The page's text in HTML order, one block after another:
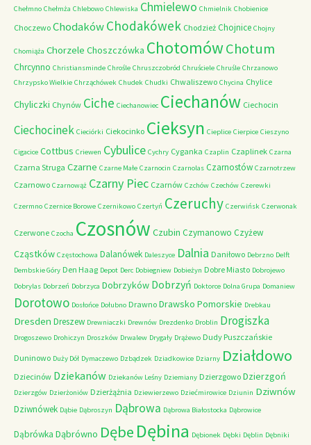
Chełmno Chełmża Chlebowo Chlewiska Chmielewo Chmielnik Chobienice
Choczewo ChodakówChodakówek Chodzież Chojnice Chojny
Chomiąża Chorzele Choszczówka ChotomówChotum
Chrcynno Christiansminde Chrośle Chruszczobród Chruściele Chruśle Chrzanowo
Chrzypsko Wielkie Chrząchówek Chudek Chudki Chwaliszewo Chycina Chylice
Chyliczki Chynów Ciche Ciechanowiec Ciechanów Ciechocin
Ciechocinek Cieciórki Ciekocinko Cieksyn Cieplice Cierpice Cieszyno
Cigacice Cottbus Criewen Cybulice Cychry Cyganka Czaplin Czaplinek Czarna
Czarna Struga Czarne Czarne Małe Czarnocin Czarnolas Czarnostów Czarnotrzew
Czarnowo Czarnowąż Czarny Piec Czarnów Czchów Czechów Czerewki
Czermno Czernice Borowe Czernikowo Czertyń Czeruchy Czerwińsk Czerwonak
Czerwone Czocha Czosnów Czubin Czymanowo Czyżew
Cząstków Częstochowa Dalanówek Daleszyce Dalnia Daniłowo Debrzno Delft
Dembskie Góry Den Haag Depot Derc Dobiegniew Dobieżyn Dobre Miasto Dobrojewo
Dobrylas Dobrzeń Dobrzyca Dobrzyków Dobrzyń Doktorce Dolna Grupa Domaniew
Dorotowo Dosłońce Dołubno Drawno Drawsko Pomorskie Drebkau
Dresden Dreszew Drewniaczki Drewnów Drezdenko Droblin Drogiszka
Drogoszewo Drohiczyn Droszków Drwalew Drygały Drążewo Dudy Puszczańskie
Duninowo Duży Dół Dymaczewo Dzbądzek Dziadkowice Dziarny Działdowo
Dziecinów Dziekanów Dziekanów Leśny Dziemiany Dzierzgowo Dzierzgoń
Dzierzgów Dzierżoniów Dzierżążnia Dziewierzewo Dziećmirowice Dziunin Dziwnów
Dziwnówek Dąbie Dąbroszyn Dąbrowa Dąbrowa Białostocka Dąbrowice
Dąbrówka Dąbrówno Dębe Dębina Dębionek Dębki Dęblin Dębniki